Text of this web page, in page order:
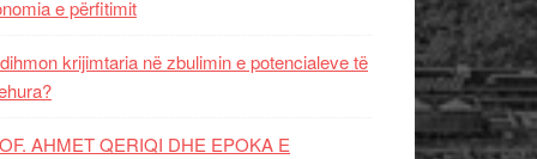
e përfitimit
krijimtaria në zbulimin e potencialeve të
AHMET QERIQI DHE EPOKA E